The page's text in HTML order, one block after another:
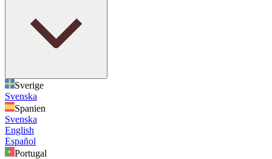
Sverige
Svenska
Spanien
Svenska
English
Español
Portugal